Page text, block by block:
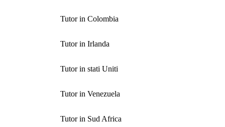
Tutor in Colombia
Tutor in Irlanda
Tutor in stati Uniti
Tutor in Venezuela
Tutor in Sud Africa